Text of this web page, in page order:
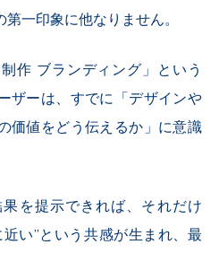
一印象に他なりません。
作 ブランディング」という
ザーは、すでに「デザインや
価値をどう伝えるか」に意識
を提示できれば、それだけ
い”という共感が生まれ、最